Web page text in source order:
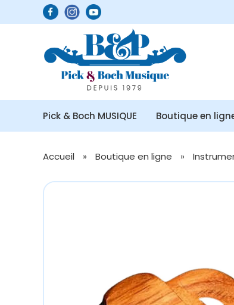
Pick & Boch MUSIQUE Boutique en
Accueil » Boutique en ligne »